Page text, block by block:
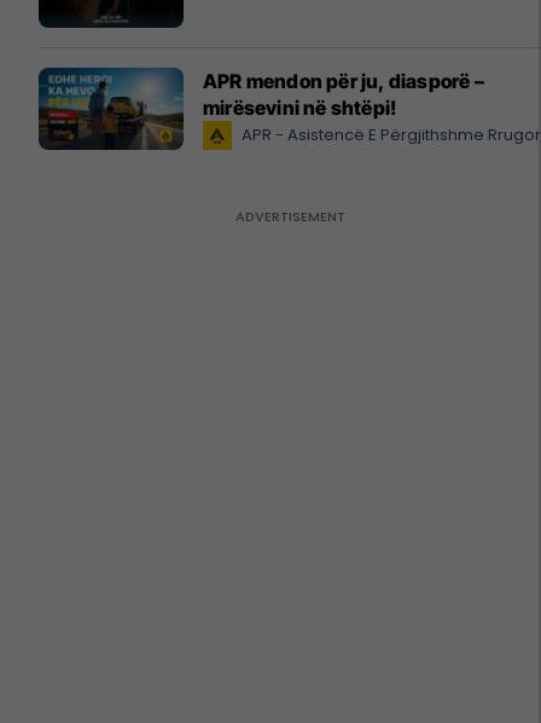
APR mendon për ju, diasporë –
mirësevini në shtëpi!
APR - Asistencë E Përgjithshme